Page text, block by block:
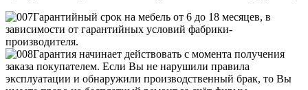
Гарантийный срок на мебель от 6 до 18 месяцев, в
зависимости от гарантийных условий фабрики-
производителя.
Гарантия начинает действовать с момента получения
заказа покупателем. Если Вы не нарушили правила
эксплуатации и обнаружили производственный брак, то Вы